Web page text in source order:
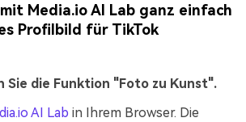
Media.io AI Lab ganz einfach
Profilbild für TikTok
Sie die Funktion "Foto zu Kunst".
AI Lab in Ihrem Browser. Die